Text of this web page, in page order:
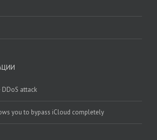
DDoS attack
you to bypass iCloud completely